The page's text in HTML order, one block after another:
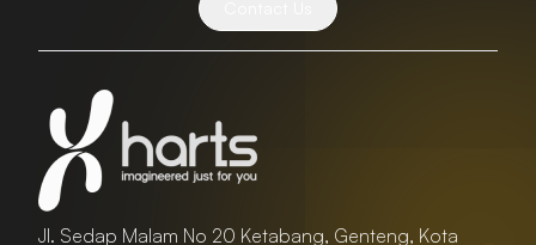
Jl. Sedap Malam No 20 Ketabang, Genteng, Kota